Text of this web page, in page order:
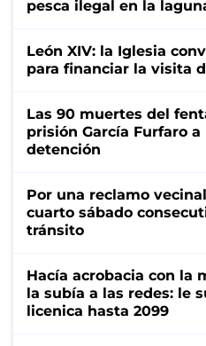
pesca ilegal en la
León XIV: la Iglesia
para financiar la visita
Las 90 muertes del
prisión García Furfaro a
detención
Por una reclamo
cuarto sábado
tránsito
Hacía acrobacia con la
la subía a las redes: le
licenica hasta 2099